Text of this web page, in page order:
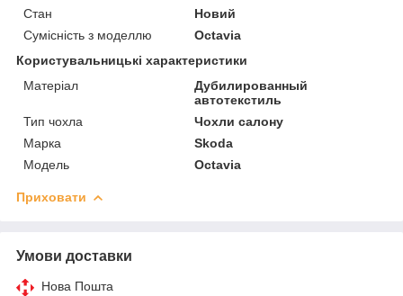
Стан
Новий
Сумісність з моделлю
Octavia
Користувальницькі характеристики
Матеріал
Дубилированный
автотекстиль
Тип чохла
Чохли салону
Марка
Skoda
Модель
Octavia
Приховати
Умови доставки
Нова Пошта